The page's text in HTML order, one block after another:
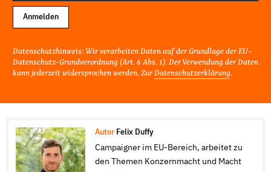
Adresse
Anmelden
Datenschutzhinweis: Wir verarbeiten Daten auf der Grundlage der EU-
Datenschutz-Grundverordnung (Art. 6 Abs. 1). Der Verwendung der Daten
kann jederzeit widersprochen werden. Zur Datenschutzerklärung.
Autor Felix Duffy
Campaigner im EU-Bereich, arbeitet zu
den Themen Konzernmacht und Macht